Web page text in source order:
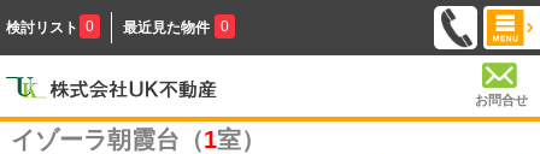
検討リスト 0 最近見た物件 0
お問合せ
イゾーラ朝霞台（1室）